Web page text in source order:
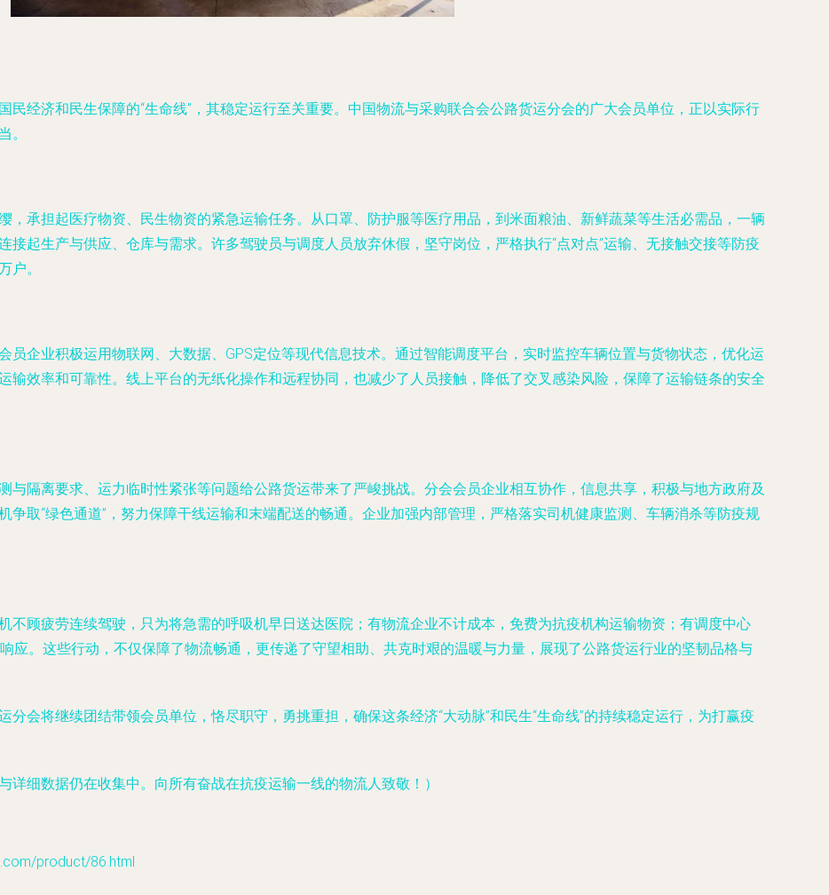
民经济和民生保障的“生命线”，其稳定运行至关重要。中国物流与采购联合会公路货运分会的广大会员单位，正以实际行
。
，承担起医疗物资、民生物资的紧急运输任务。从口罩、防护服等医疗用品，到米面粮油、新鲜蔬菜等生活必需品，一辆
起生产与供应、仓库与需求。许多驾驶员与调度人员放弃休假，坚守岗位，严格执行“点对点”运输、无接触交接等防疫
户。
员企业积极运用物联网、大数据、GPS定位等现代信息技术。通过智能调度平台，实时监控车辆位置与货物状态，优化运
输效率和可靠性。线上平台的无纸化操作和远程协同，也减少了人员接触，降低了交叉感染风险，保障了运输链条的安全
与隔离要求、运力临时性紧张等问题给公路货运带来了严峻挑战。分会会员企业相互协作，信息共享，积极与地方政府及
争取“绿色通道”，努力保障干线运输和末端配送的畅通。企业加强内部管理，严格落实司机健康监测、车辆消杀等防疫规
不顾疲劳连续驾驶，只为将急需的呼吸机早日送达医院；有物流企业不计成本，免费为抗疫机构运输物资；有调度中心
应。这些行动，不仅保障了物流畅通，更传递了守望相助、共克时艰的温暖与力量，展现了公路货运行业的坚韧品格与
会将继续团结带领会员单位，恪尽职守，勇挑重担，确保这条经济“大动脉”和民生“生命线”的持续稳定运行，为打赢疫
详细数据仍在收集中。向所有奋战在抗疫运输一线的物流人致敬！）
product/86.html